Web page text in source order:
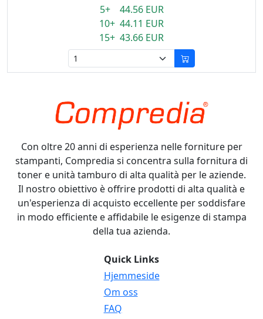
5+ 44.56 EUR
10+ 44.11 EUR
15+ 43.66 EUR
Con oltre 20 anni di esperienza nelle forniture per
stampanti, Compredia si concentra sulla fornitura di
toner e unità tamburo di alta qualità per le aziende.
Il nostro obiettivo è offrire prodotti di alta qualità e
un'esperienza di acquisto eccellente per soddisfare
in modo efficiente e affidabile le esigenze di stampa
della tua azienda.
Quick Links
Hjemmeside
Om oss
FAQ